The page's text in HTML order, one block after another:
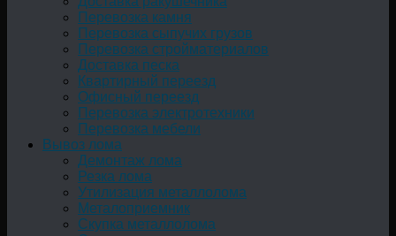
Перевозка камня
Перевозка сыпучих грузов
Перевозка стройматериалов
Доставка песка
Квартирный переезд
Офисный переезд
Перевозка электротехники
Перевозка мебели
Вывоз лома
Демонтаж лома
Резка лома
Утилизация металлолома
Металоприемник
Скупка металлолома